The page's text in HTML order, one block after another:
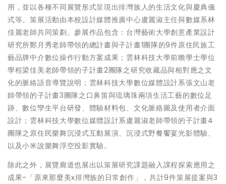
用，並以各種不同展覽形式呈現出排灣族人的生活文化與慶典儀
式等。策展活動由本校設計媒體推廣中心盧麗淑主任與數媒系林
佳麗老師共同策劃。參展作品包含：台灣藝術大學創意產業設計
研究所鄭月秀老師帶領的總計畫與子計畫1團隊的9件原住民族工
藝品牌中介數位操作行動方案成果；雲林科技大學前瞻學士學位
學程梁佳美老師帶領的子計畫2團隊之研究收藏品與相對應之文
化的脈絡語音導覽說明；雲林科技大學數位媒體設計系張文山老
師帶領的子計畫3團隊之口鼻笛與琉璃珠兩項生活工藝的數位足
跡、數位孿生平台研發、體驗材料包、文化脈絡圖及使用者介面
設計；雲林科技大學數位媒體設計系盧麗淑老師帶領的子計畫4
團隊之原住民樂舞沉浸式互動展演、沉浸式野餐饗宴光影體驗、
以及小米說樂舞浮空投影實驗。
除此之外，展覽廊道也展出以策展研究課題融入課程探索應用之
成果-「原來那麼美x排灣族的日常創作」，共計9件策展提案與3